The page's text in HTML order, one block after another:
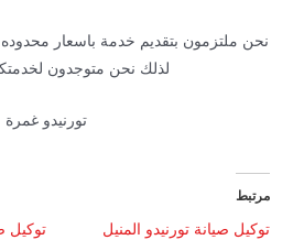
نحن ملتزمون بتقديم خدمة باسعار محدوده
لذلك نحن متوجدون
تورنيدو غمرة
مرتبط
توكيل صيانة تورنيدو المنيل
توكيل